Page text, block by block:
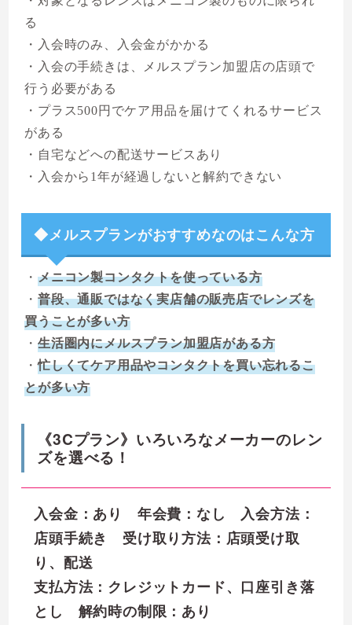
る
・入会時のみ、入会金がかかる
・入会の手続きは、メルスプラン加盟店の店頭で
行う必要がある
・プラス500円でケア用品を届けてくれるサービス
がある
・自宅などへの配送サービスあり
・入会から1年が経過しないと解約できない
◆メルスプランがおすすめなのはこんな方
・ メニコン製コンタクトを使っている方
・ 普段、通販ではなく実店舗の販売店でレンズを
買うことが多い方
・ 生活圏内にメルスプラン加盟店がある方
・忙しくてケア用品やコンタクトを買い忘れるこ
とが多い方
《3Cプラン》いろいろなメーカーのレン
ズを選べる！
入会金：あり 年会費：なし 入会方法：
店頭手続き 受け取り方法：店頭受け取
り、配送
支払方法：クレジットカード、口座引き落
とし 解約時の制限：あり